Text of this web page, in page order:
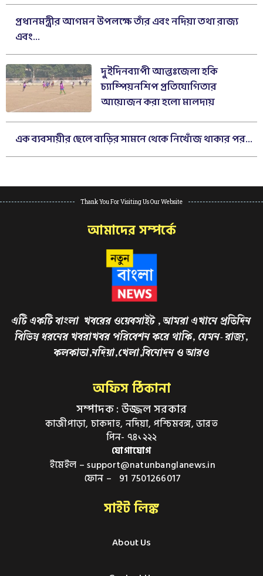
প্রধানমন্ত্রীর আগমন উপলক্ষে তাঁর এবং নদিয়া তথা রাজ্য
এবং...
দুইদিনব্যাপী আন্তঃজেলা হকি
চ্যাম্পিয়নশিপ প্রতিযোগিতার
আয়োজন করা হলো মালদায়
এক ব্যবসায়ীর ছেলে বাড়ির সামনে থেকে নিখোঁজ থাকার পর...
Thank You For Visiting Us Our Website
আমাদের সম্পর্কে
এটি একটি বাংলা খবরের ওয়েবসাইট , আমরা এখানে প্রতিদিন
বিভিন্ন ধরনের খবরাখবর পরিবেশন করে থাকি, যেমন- রাজ্য,
কলকাতা,নদিয়া,খেলা,বিনোদন ও আরও
অফিস ঠিকানা
সম্পাদক : উজ্জল সরকার
কাজীপাড়া, চাকদাহ, নদিয়া, পশ্চিমবঙ্গ, ভারত
পিন- ৭৪১২২২
যোগাযোগ
ইমেইল – support@natunbanglanews.in
ফোন – 91 7501266017
সাইট লিঙ্ক
About Us